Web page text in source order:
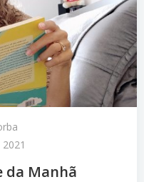
da Manhã